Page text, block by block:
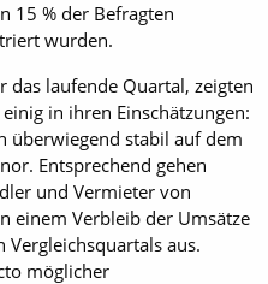
15 % der Befragten
wurden.
das laufende Quartal, zeigten
in ihren Einschätzungen:
überwiegend stabil auf dem
Entsprechend gehen
und Vermieter von
einem Verbleib der Umsätze
aus.
möglicher